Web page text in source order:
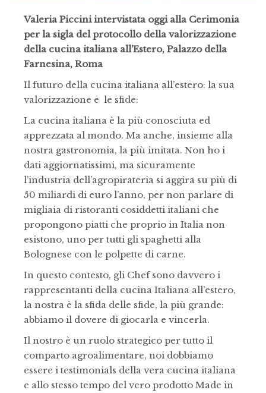
Valeria Piccini intervistata oggi alla Cerimonia
per la sigla del protocollo della valorizzazione
della cucina italiana all’Estero, Palazzo della
Farnesina, Roma
Il futuro della cucina italiana all’estero: la sua
valorizzazione e le sfide:
La cucina italiana è la più conosciuta ed
apprezzata al mondo. Ma anche, insieme alla
nostra gastronomia, la più imitata. Non ho i
dati aggiornatissimi, ma sicuramente
l’industria dell’agropirateria si aggira su più di
50 miliardi di euro l’anno, per non parlare di
migliaia di ristoranti cosiddetti italiani che
propongono piatti che proprio in Italia non
esistono, uno per tutti gli spaghetti alla
Bolognese con le polpette di carne.
In questo contesto, gli Chef sono davvero i
rappresentanti della cucina Italiana all’estero,
la nostra è la sfida delle sfide, la più grande:
abbiamo il dovere di giocarla e vincerla.
Il nostro è un ruolo strategico per tutto il
comparto agroalimentare, noi dobbiamo
essere i testimonials della vera cucina italiana
e allo stesso tempo del vero prodotto Made in